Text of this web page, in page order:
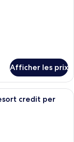
Afficher les prix
fort pour ordinateur
credit per